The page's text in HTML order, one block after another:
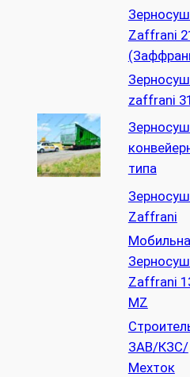
Zaffrani
zaffrani
типа
Zaffrani
Zaffrani
MZ
ЗАВ/КЗС/
Мехток